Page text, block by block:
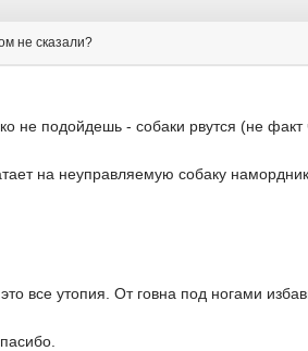
не сказали?
не подойдешь - собаки рвутся (не факт
на неуправляемую собаку
все утопия. От говна под ногами